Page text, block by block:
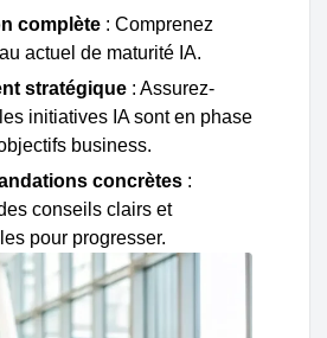
complète: Comprenez
actuel de maturité IA.
stratégique: Assurez-
initiatives IA sont en phase
business.
concrètes:
conseils clairs et
pour progresser.